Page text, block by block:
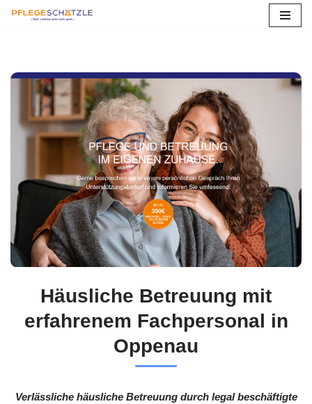
springen
Häusliche Betreuung mit
erfahrenem Fachpersonal in
Oppenau
Verlässliche häusliche Betreuung durch legal beschäftigte